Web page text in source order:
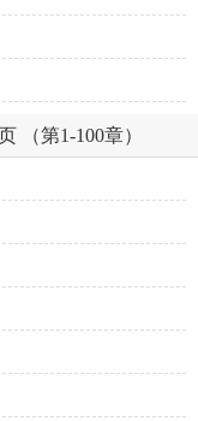
（第1-100章）